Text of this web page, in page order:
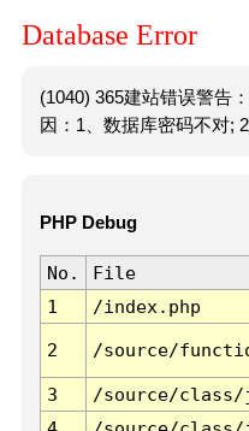
Database Error
(1040) 365建站错误警告
因：1、数据库密码不对;
PHP Debug
No. File
1
/index.php
2 /source/
3 /source/class/